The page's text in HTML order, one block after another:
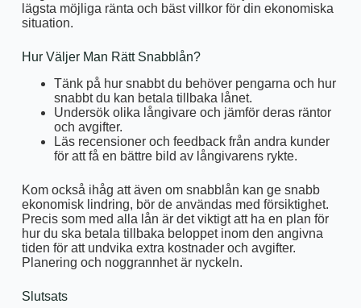
lägsta möjliga ränta och bäst villkor för din ekonomiska
situation.
Hur Väljer Man Rätt Snabblån?
Tänk på hur snabbt du behöver pengarna och hur
snabbt du kan betala tillbaka lånet.
Undersök olika långivare och jämför deras räntor
och avgifter.
Läs recensioner och feedback från andra kunder
för att få en bättre bild av långivarens rykte.
Kom också ihåg att även om snabblån kan ge snabb
ekonomisk lindring, bör de användas med försiktighet.
Precis som med alla lån är det viktigt att ha en plan för
hur du ska betala tillbaka beloppet inom den angivna
tiden för att undvika extra kostnader och avgifter.
Planering och noggrannhet är nyckeln.
Slutsats